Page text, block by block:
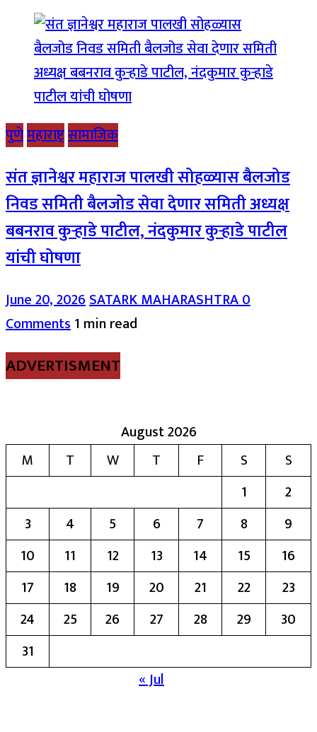
पुणेमहाराष्ट्रसामाजिक
संत ज्ञानेश्वर महाराज पालखी सोहळ्यास बैलजोड
निवड समिती बैलजोड सेवा देणार समिती अध्यक्ष
बबनराव कुऱ्हाडे पाटील, नंदकुमार कुऱ्हाडे पाटील
यांची घोषणा
June 20, 2026SATARK MAHARASHTRA0
Comments1 min read
ADVERTISMENT
August 2026
M
T W T F S
S
1
2
3
4 5 6 7 8
9
10
11 12 13 14 15
16
17
18 19 20 21 22
23
24
25 26 27 28 29
30
31
« Jul